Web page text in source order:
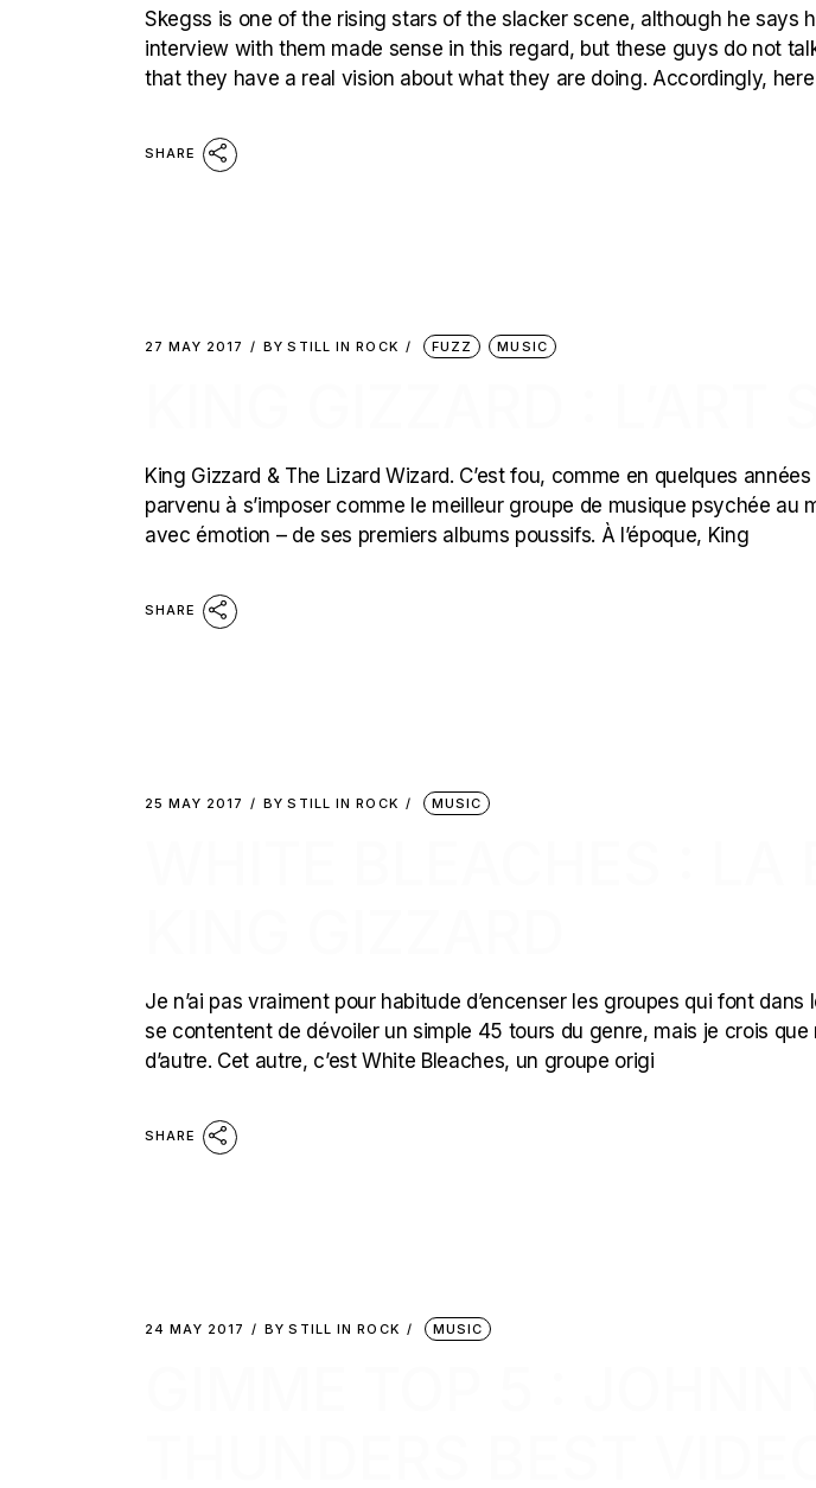
Skegss is one of the rising stars of the slacker scene, although he says
interview with them made sense in this regard, but these guys do not
that they have a real vision about what they are doing. Accordingly,
SHARE
27 MAY 2017 BY STILL IN ROCK FUZZ MUSIC
King Gizzard & The Lizard Wizard. C’est fou, comme en quelques
parvenu à s’imposer comme le meilleur groupe de musique psychée au
avec émotion – de ses premiers albums poussifs. À l’époque, King
SHARE
25 MAY 2017 BY STILL IN ROCK MUSIC
Je n’ai pas vraiment pour habitude d’encenser les groupes qui font
se contentent de dévoiler un simple 45 tours du genre, mais je crois
d’autre. Cet autre, c’est White Bleaches, un groupe origi
SHARE
24 MAY 2017 BY STILL IN ROCK MUSIC